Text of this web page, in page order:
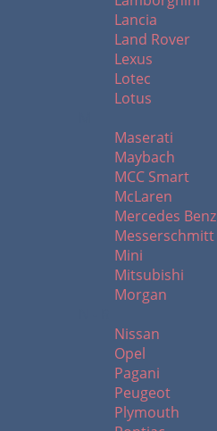
Lancia
Land Rover
Lexus
Lotec
Lotus
Maserati
Maybach
MCC Smart
McLaren
Mercedes Benz
Messerschmitt
Mini
Mitsubishi
Morgan
Nissan
Opel
Pagani
Peugeot
Plymouth